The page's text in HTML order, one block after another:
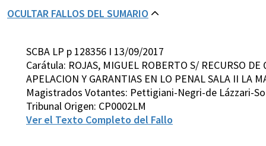
OCULTAR FALLOS DEL SUMARIO
SCBA LP p 128356 I 13/09/2017
Carátula: ROJAS, MIGUEL ROBERTO S/ RECURSO
APELACION Y GARANTIAS EN LO PENAL SALA II LA
Magistrados Votantes: Pettigiani-Negri-de Lázzari-
Tribunal Origen: CP0002LM
Ver el Texto Completo del Fallo